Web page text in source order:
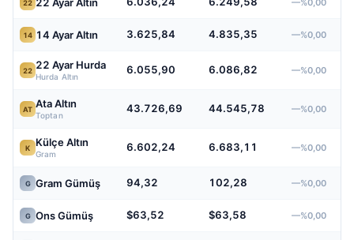
22 —%0,00
14 14 Ayar Altın 3.625,84 4.835,35 —%0,00
22 22 Ayar Hurda
Hurda Altın
6.055,90 6.086,82 —%0,00
AT Ata Altın
Toptan
43.726,69 44.545,78 —%0,00
K Külçe Altın
Gram
6.602,24 6.683,11 —%0,00
G Gram Gümüş 94,32 102,28 —%0,00
G Ons Gümüş $63,52 $63,58 —%0,00